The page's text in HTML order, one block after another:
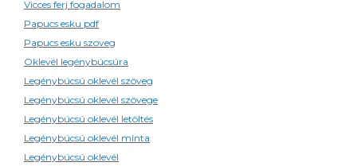
Vicces ferj fogadalom
Papucs esku pdf
Papucs esku szoveg
Oklevél legénybúcsúra
Legénybúcsú oklevél szöveg
Legénybúcsú oklevél szövege
Legénybúcsú oklevél letöltés
Legénybúcsú oklevél minta
Legénybúcsú oklevél